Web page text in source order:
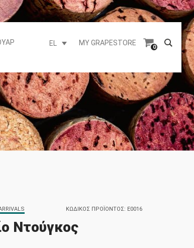
EL MY GRAPESTORE
0
ΚΩΔΙΚΌΣ ΠΡΟΪΌΝΤΟΣ: E0016
Ντούγκος